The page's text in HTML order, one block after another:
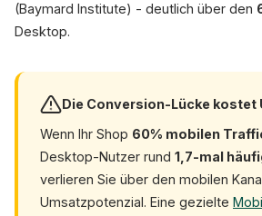
(Baymard Institute) - deutlich über den
Desktop.
Die Conversion-Lücke kostet
Wenn Ihr Shop 60% mobilen
Desktop-Nutzer rund 1,7-mal
verlieren Sie über den mobilen
Umsatzpotenzial. Eine gezielte